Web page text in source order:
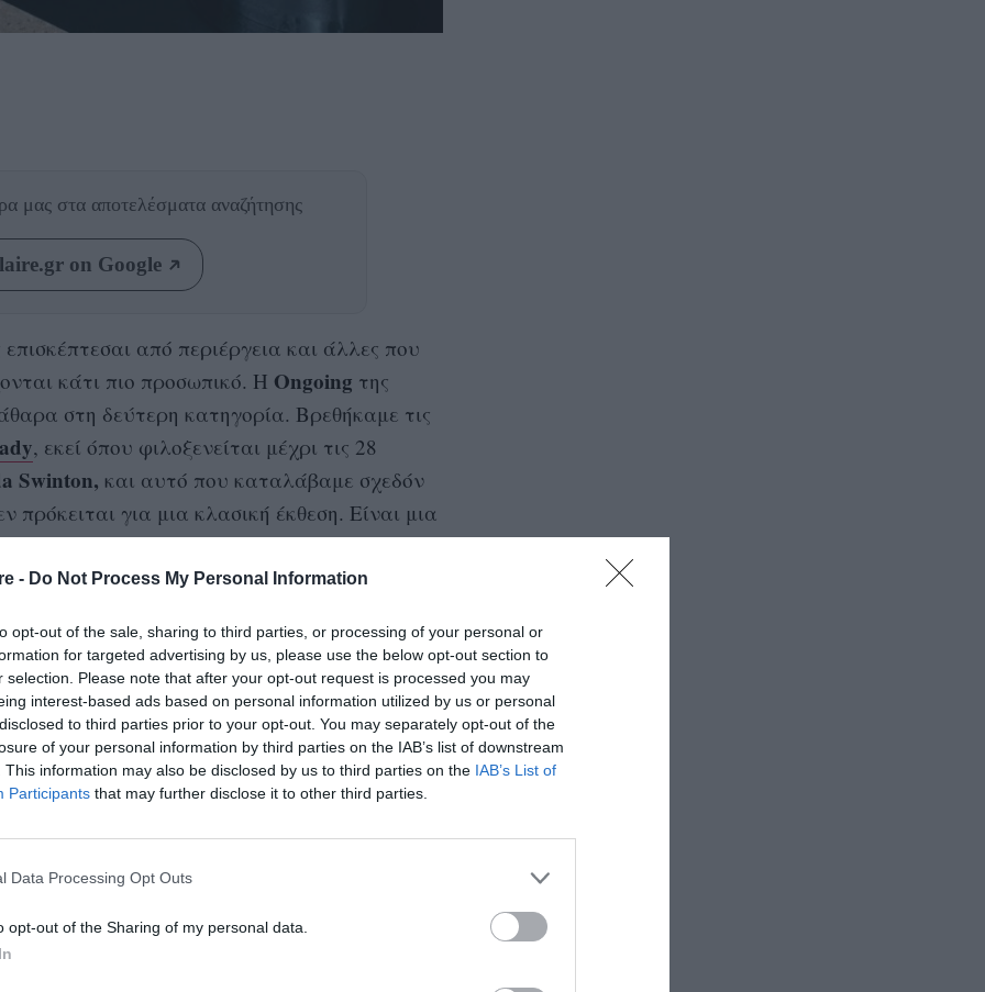
- Do Not Process My Personal Information
opt-out of the sale, sharing to third parties, or processing of your personal or
for targeted advertising by us, please use the below opt-out section to
selection. Please note that after your opt-out request is processed you may
interest-based ads based on personal information utilized by us or personal
to third parties prior to your opt-out. You may separately opt-out of the
of your personal information by third parties on the IAB’s list of downstream
This information may also be disclosed by us to third parties on the IAB’s List of
Participants that may further disclose it to other third parties.
Data Processing Opt Outs
opt-out of the Sharing of my personal data.
μας στα αποτελέσματα αναζήτησης
on Google
από περιέργεια και άλλες που
κάτι πιο προσωπικό. Η Ongoing της
στη δεύτερη κατηγορία. Βρεθήκαμε τις
, εκεί όπου φιλοξενείται μέχρι τις 28
Swinton, και αυτό που καταλάβαμε σχεδόν
πρόκειται για μια κλασική έκθεση. Είναι μια
που χαρτογραφεί τη δημιουργική διαδρομή
ακολουθεί τον δικό της δρόμο,αισθητικά